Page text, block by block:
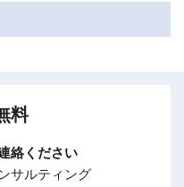
料
絡ください
サルティング